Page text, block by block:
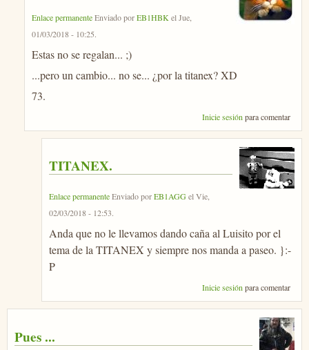
Enlace permanenteEnviado porEB1HBK elJue,
01/03/2018 - 10:25.
Estas no se regalan... ;)
...pero un cambio... no se... ¿por la titanex? XD
73.
Inicie sesión para comentar
TITANEX.
Enlace permanenteEnviado porEB1AGG elVie,
02/03/2018 - 12:53.
Anda que no le llevamos dando caña al Luisito por el
tema de la TITANEX y siempre nos manda a paseo. }:-
P
Inicie sesiónpara comentar
Pues ...